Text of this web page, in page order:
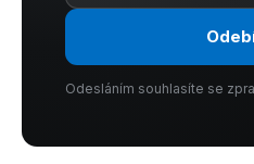
Odesláním souhlasíte se